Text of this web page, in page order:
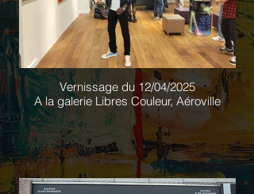
Vernissage du 12/04/2025
A la galerie Libres Couleur, Aéroville